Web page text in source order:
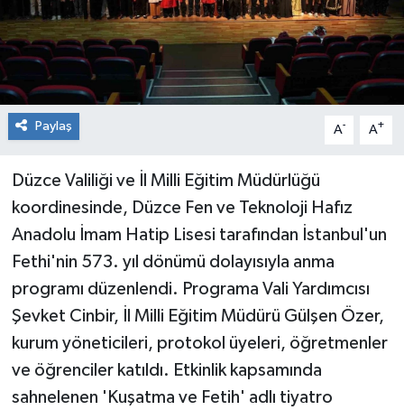
Paylaş A- A+
Düzce Valiliği ve İl Milli Eğitim Müdürlüğü
koordinesinde, Düzce Fen ve Teknoloji Hafız
Anadolu İmam Hatip Lisesi tarafından İstanbul'un
Fethi'nin 573. yıl dönümü dolayısıyla anma
programı düzenlendi. Programa Vali Yardımcısı
Şevket Cinbir, İl Milli Eğitim Müdürü Gülşen Özer,
kurum yöneticileri, protokol üyeleri, öğretmenler
ve öğrenciler katıldı. Etkinlik kapsamında
sahnelenen 'Kuşatma ve Fetih' adlı tiyatro